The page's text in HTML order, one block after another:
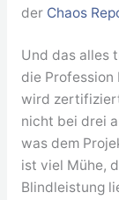
der Chaos
Und das alles
die Profession
wird
nicht bei drei
was dem
ist viel Mühe,
Blindleistung